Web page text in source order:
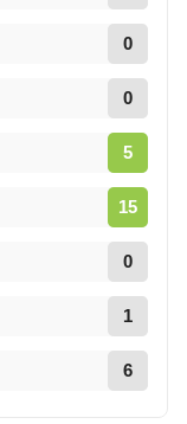
0
0
5
15
0
1
6